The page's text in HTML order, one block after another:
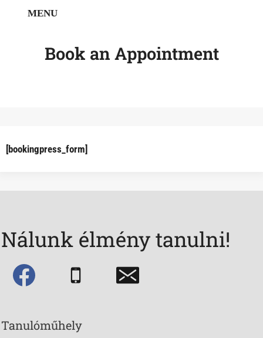
Book an Appointment
[bookingpress_form]
Nálunk élmény tanulni!
Tanulóműhely
MENU